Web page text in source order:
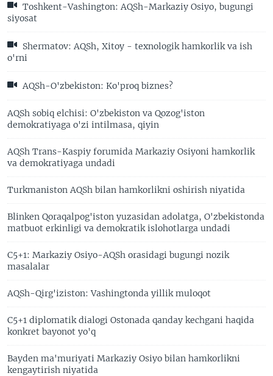
Toshkent-Vashington: AQSh-Markaziy Osiyo, bugungi
siyosat
Shermatov: AQSh, Xitoy - texnologik hamkorlik va ish
o'rni
AQSh-O'zbekiston: Ko'proq biznes?
AQSh sobiq elchisi: O'zbekiston va Qozog'iston
demokratiyaga o'zi intilmasa, qiyin
AQSh Trans-Kaspiy forumida Markaziy Osiyoni hamkorlik
va demokratiyaga undadi
Turkmaniston AQSh bilan hamkorlikni oshirish niyatida
Blinken Qoraqalpog'iston yuzasidan adolatga, O'zbekistonda
matbuot erkinligi va demokratik islohotlarga undadi
C5+1: Markaziy Osiyo-AQSh orasidagi bugungi nozik
masalalar
AQSh-Qirg'iziston: Vashingtonda yillik muloqot
C5+1 diplomatik dialogi Ostonada qanday kechgani haqida
konkret bayonot yo'q
Bayden ma'muriyati Markaziy Osiyo bilan hamkorlikni
kengaytirish niyatida